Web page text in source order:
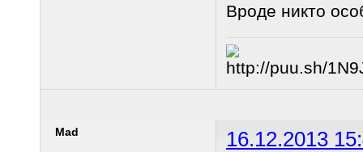
Вроде никто
Mad
16.12.2013